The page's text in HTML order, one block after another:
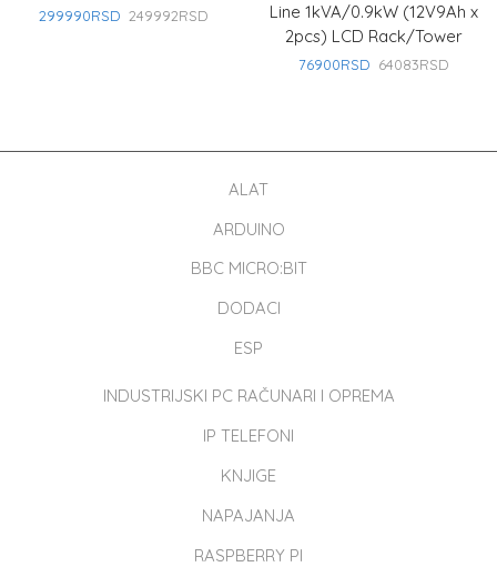
299990RSD 249992RSD
Line 1kVA/0.9kW (12V9Ah x
2pcs) LCD Rack/Tower
76900RSD 64083RSD
ALAT
ARDUINO
BBC MICRO:BIT
DODACI
ESP
INDUSTRIJSKI PC RAČUNARI I OPREMA
IP TELEFONI
KNJIGE
NAPAJANJA
RASPBERRY PI